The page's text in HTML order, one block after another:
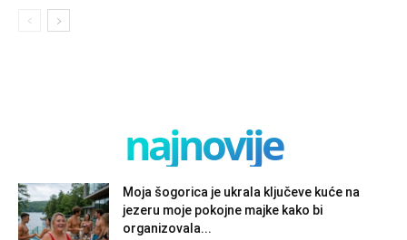
najnovije
Moja šogorica je ukrala ključeve kuće na
jezeru moje pokojne majke kako bi
organizovala...